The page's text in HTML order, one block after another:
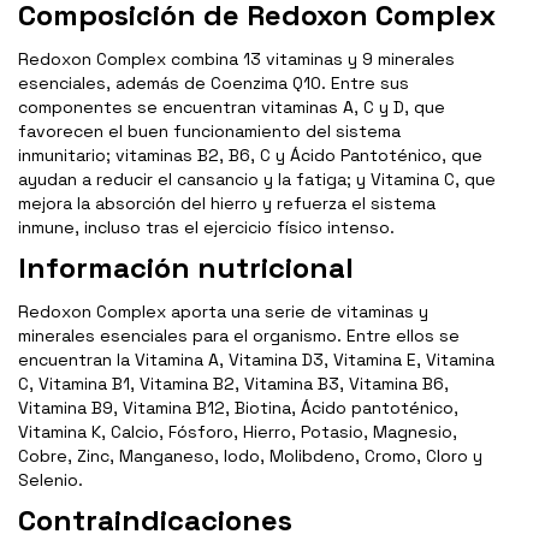
Composición de Redoxon Complex
Redoxon Complex combina 13 vitaminas y 9 minerales
esenciales, además de Coenzima Q10. Entre sus
componentes se encuentran vitaminas A, C y D, que
favorecen el buen funcionamiento del sistema
inmunitario; vitaminas B2, B6, C y Ácido Pantoténico, que
ayudan a reducir el cansancio y la fatiga; y Vitamina C, que
mejora la absorción del hierro y refuerza el sistema
inmune, incluso tras el ejercicio físico intenso.
Información nutricional
Redoxon Complex aporta una serie de vitaminas y
minerales esenciales para el organismo. Entre ellos se
encuentran la Vitamina A, Vitamina D3, Vitamina E, Vitamina
C, Vitamina B1, Vitamina B2, Vitamina B3, Vitamina B6,
Vitamina B9, Vitamina B12, Biotina, Ácido pantoténico,
Vitamina K, Calcio, Fósforo, Hierro, Potasio, Magnesio,
Cobre, Zinc, Manganeso, Iodo, Molibdeno, Cromo, Cloro y
Selenio.
Contraindicaciones